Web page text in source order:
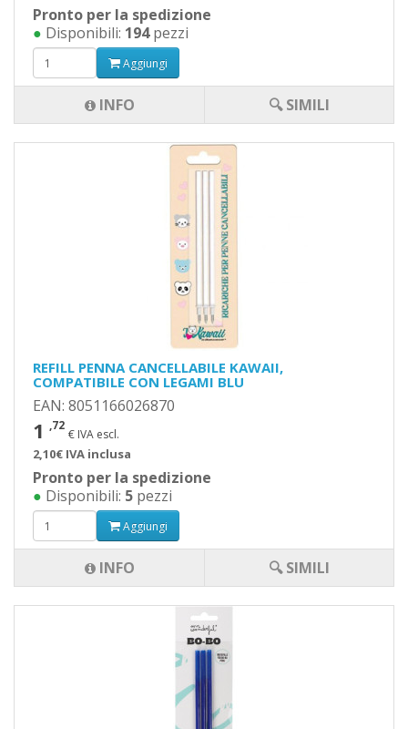
Pronto per la spedizione
● Disponibili: 194pezzi
Aggiungi
INFO 🔍 SIMILI
REFILL PENNA CANCELLABILE KAWAII,
COMPATIBILE CON LEGAMI BLU
EAN: 8051166026870
1 ,72
€ IVA escl.
2,10€ IVA inclusa
Pronto per la spedizione
● Disponibili: 5 pezzi
Aggiungi
INFO 🔍 SIMILI